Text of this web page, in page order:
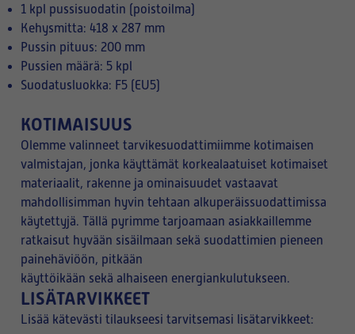
1 kpl pussisuodatin (poistoilma)
Kehysmitta: 418 x 287 mm
Pussin pituus: 200 mm
Pussien määrä: 5 kpl
Suodatusluokka: F5 (EU5)
KOTIMAISUUS
Olemme valinneet tarvikesuodattimiimme kotimaisen
valmistajan, jonka käyttämät korkealaatuiset kotimaiset
materiaalit, rakenne ja ominaisuudet vastaavat
mahdollisimman hyvin tehtaan alkuperäissuodattimissa
käytettyjä. Tällä pyrimme tarjoamaan asiakkaillemme
ratkaisut hyvään sisäilmaan sekä suodattimien pieneen
painehäviöön, pitkään
käyttöikään sekä alhaiseen energiankulutukseen.
LISÄTARVIKKEET
Lisää kätevästi tilaukseesi tarvitsemasi lisätarvikkeet: